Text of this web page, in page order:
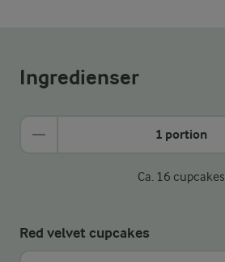
Ingredienser
1 portion
Ca. 16 cupcakes
Red velvet cupcakes